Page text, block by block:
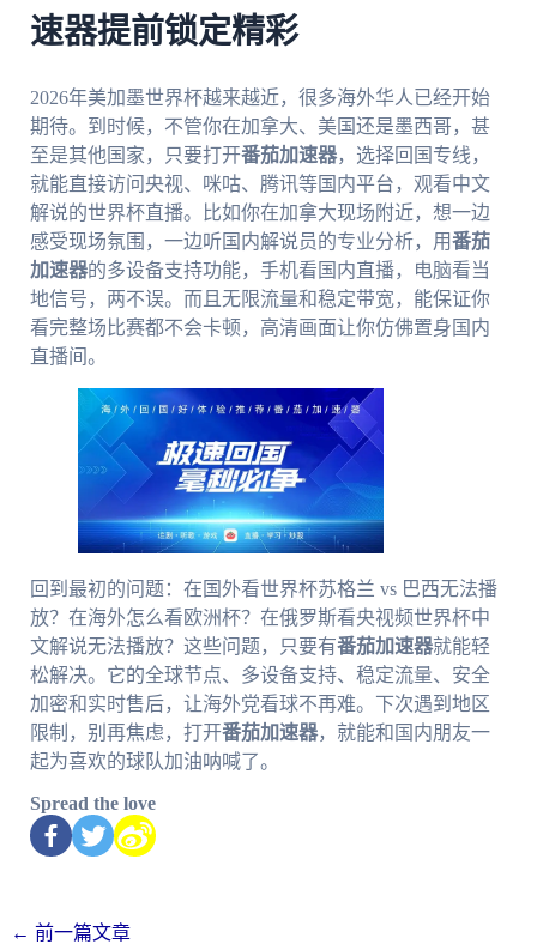
速器提前锁定精彩
2026年美加墨世界杯越来越近，很多海外华人已经开始
期待。到时候，不管你在加拿大、美国还是墨西哥，甚
至是其他国家，只要打开番茄加速器，选择回国专线，
就能直接访问央视、咪咕、腾讯等国内平台，观看中文
解说的世界杯直播。比如你在加拿大现场附近，想一边
感受现场氛围，一边听国内解说员的专业分析，用番茄
加速器的多设备支持功能，手机看国内直播，电脑看当
地信号，两不误。而且无限流量和稳定带宽，能保证你
看完整场比赛都不会卡顿，高清画面让你仿佛置身国内
直播间。
回到最初的问题：在国外看世界杯苏格兰 vs 巴西无法播
放？在海外怎么看欧洲杯？在俄罗斯看央视频世界杯中
文解说无法播放？这些问题，只要有番茄加速器就能轻
松解决。它的全球节点、多设备支持、稳定流量、安全
加密和实时售后，让海外党看球不再难。下次遇到地区
限制，别再焦虑，打开番茄加速器，就能和国内朋友一
起为喜欢的球队加油呐喊了。
Spread the love
← 前一篇文章